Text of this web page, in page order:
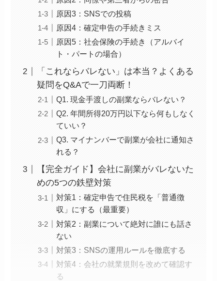
原因3：SNSでの投稿
原因4：確定申告の手続きミス
原因5：社会保険の手続き（アルバイ
ト・パートの場合）
「これならバレない」は本当？よくある
疑問をQ&Aで一刀両断！
Q1. 現金手渡しの副業ならバレない？
Q2. 年間所得20万円以下なら何もしなく
ていい？
Q3. マイナンバーで副業が会社に通知さ
れる？
【完全ガイド】会社に副業がバレないた
めの5つの鉄壁対策
対策1：確定申告で住民税を「普通徴
収」にする（最重要）
対策2：副業について絶対に誰にも話さ
ない
対策3：SNSの運用ルールを徹底する
対策4：会社の就業規則を改めて確認す
る